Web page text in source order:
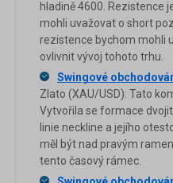
hladině 4600. Rezistence
mohli uvažovat o short
rezistence bychom mohli
ovlivnit vývoj tohoto trhu.
Swingové
Zlato (XAU/USD): Tato
Vytvořila se formace
linie neckline a jejího
měl být nad pravým
tento časový rámec.